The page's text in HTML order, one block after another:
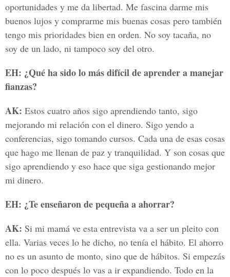
oportunidades y me da libertad. Me fascina darme mis
buenos lujos y comprarme mis buenas cosas pero también
tengo mis prioridades bien en orden. No soy tacaña, no
soy de un lado, ni tampoco soy del otro.
EH: ¿Qué ha sido lo más difícil de aprender a manejar
fianzas?
AK: Estos cuatro años sigo aprendiendo tanto, sigo
mejorando mi relación con el dinero. Sigo yendo a
conferencias, sigo tomando cursos. Cada una de esas cosas
que hago me llenan de paz y tranquilidad. Y son cosas que
sigo aprendiendo y eso hace que siga gestionando mejor
mi dinero.
EH: ¿Te enseñaron de pequeña a ahorrar?
AK: Si mi mamá ve esta entrevista va a ser un pleito con
ella. Varias veces lo he dicho, no tenía el hábito. El ahorro
no es un asunto de monto, sino que de hábitos. Si empezás
con lo poco después lo vas a ir expandiendo. Todo en la